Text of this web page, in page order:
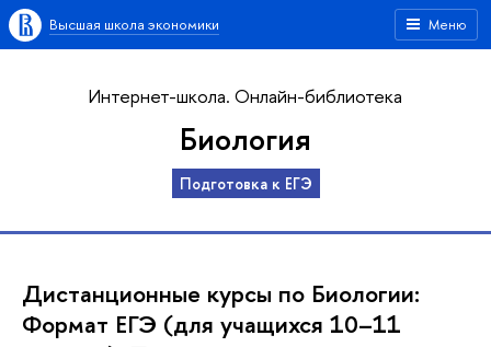
Меню
Высшая школа экономики
Интернет-школа. Онлайн-библиотека
Биология
Подготовка к ЕГЭ
Дистанционные курсы по Биологии:
Формат ЕГЭ (для учащихся 10–11